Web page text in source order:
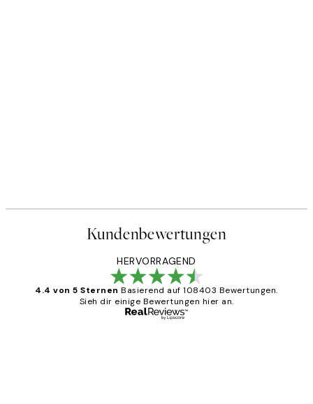
Kundenbewertungen
HERVORRAGEND
4.4 von 5 Sternen Basierend auf 108403 Bewertungen.
Sieh dir einige Bewertungen hier an.